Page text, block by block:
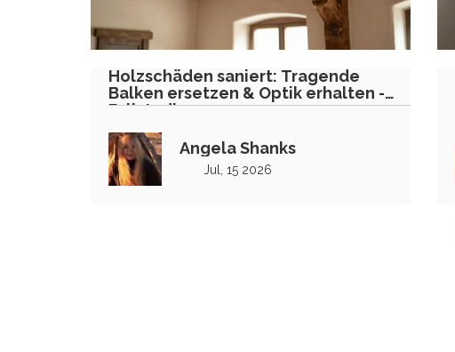
Holzschäden saniert: Tragende
Balken ersetzen & Optik erhalten -
Fallstudie
Angela Shanks
Jul, 15 2026